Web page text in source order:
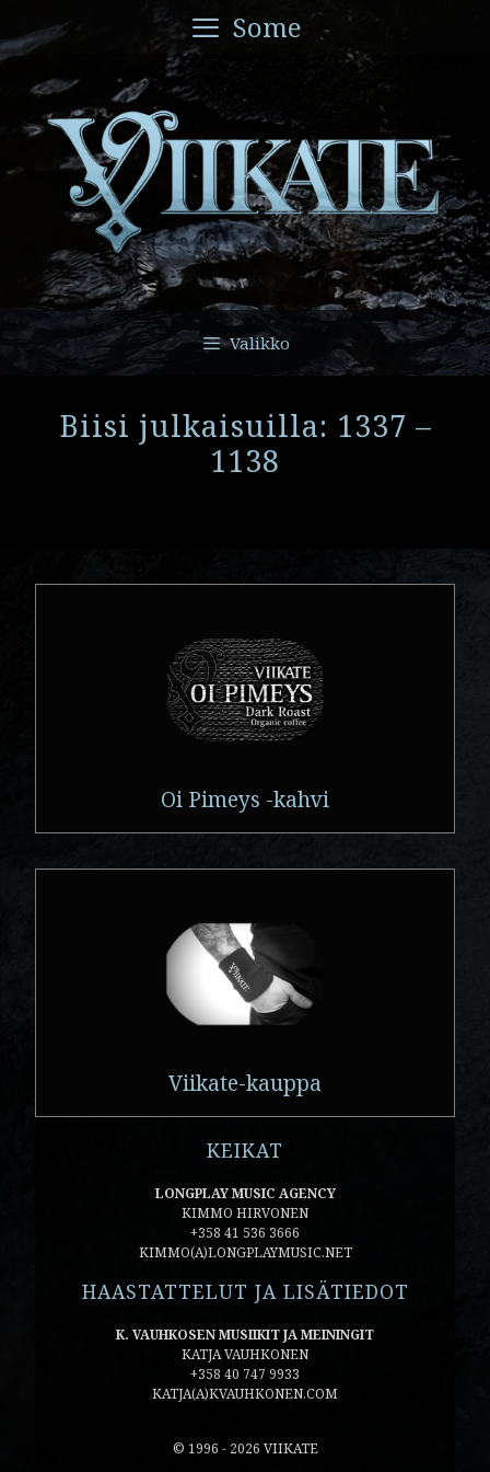
sisältöön
Some
Valikko
Biisi julkaisuilla: 1337 –
1138
Oi Pimeys -kahvi
Viikate-kauppa
KEIKAT
LONGPLAY MUSIC AGENCY
KIMMO HIRVONEN
+358 41 536 3666
KIMMO(A)LONGPLAYMUSIC.NET
HAASTATTELUT JA LISÄTIEDOT
K. VAUHKOSEN MUSIIKIT JA MEININGIT
KATJA VAUHKONEN
+358 40 747 9933
KATJA(A)KVAUHKONEN.COM
© 1996 - 2026 VIIKATE